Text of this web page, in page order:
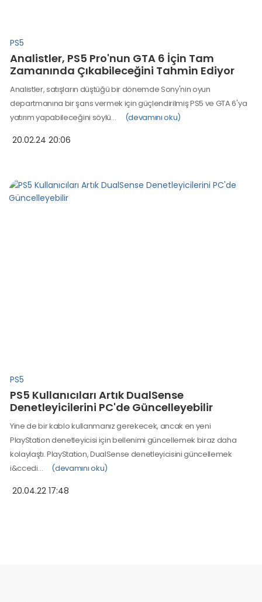
PS5
Analistler, PS5 Pro'nun GTA 6 İçin Tam
Zamanında Çıkabileceğini Tahmin Ediyor
Analistler, satışların düştüğü bir dönemde Sony'nin oyun
departmanına bir şans vermek için güçlendirilmiş PS5 ve GTA 6'ya
yatırım yapabileceğini söylü…
(devamını oku)
20.02.24 20:06
PS5
PS5 Kullanıcıları Artık DualSense
Denetleyicilerini PC'de Güncelleyebilir
Yine de bir kablo kullanmanız gerekecek, ancak en yeni
PlayStation denetleyicisi için bellenimi güncellemek biraz daha
kolaylaştı. PlayStation, DualSense denetleyicisini güncellemek
i&ccedi…
(devamını oku)
20.04.22 17:48